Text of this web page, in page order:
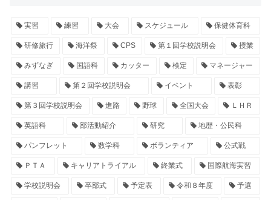
実習 練習 大会 スケジュール 保健体育科
研修旅行 海洋祭 CPS 第１回学校説明会 授業
みずなぎ 国語科 カッター 検定 マネージャー
講習 第２回学校説明会 イベント 表彰
第３回学校説明会 進路 野球 全国大会 ＬＨＲ
英語科 部活動紹介 研究 地歴・公民科
パンフレット 数学科 ボランティア 公式戦
ＰＴＡ キャリアトライアル 終業式 国際航海実習
学校説明会 卒部式 予定表 令和８年度 予選